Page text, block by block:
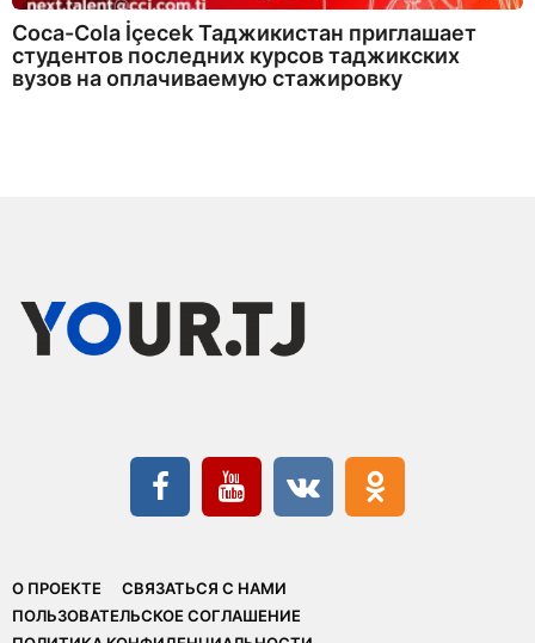
Coca-Cola İçecek Таджикистан приглашает
студентов последних курсов таджикских
вузов на оплачиваемую стажировку
О ПРОЕКТЕ
СВЯЗАТЬСЯ С НАМИ
ПОЛЬЗОВАТЕЛЬСКОЕ СОГЛАШЕНИЕ